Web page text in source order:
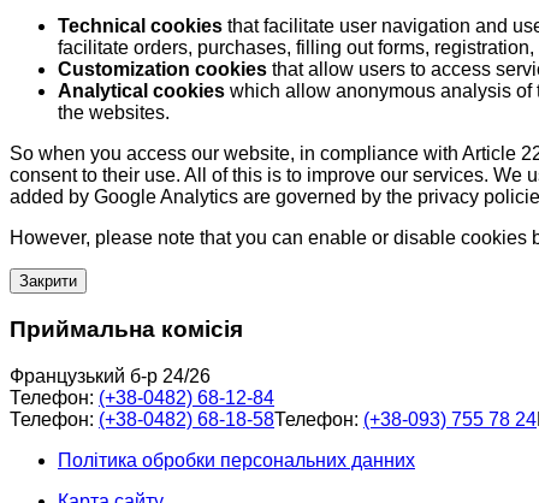
Technical cookies that facilitate user navigation and
facilitate orders, purchases, filling out forms,
Customization cookies that allow users to access
Analytical cookies which allow anonymous analysis
the websites.
So when you access our website, in compliance with Article
consent to their use. All of this is to improve our services.
added by Google Analytics are governed by the privacy
However, please note that you can enable or disable cookies
Закрити
Приймальна комісія
Французький б-р 24/26
Телефон: (+38-0482) 68-12-84
Телефон: (+38-0482) 68-18-58Телефон: (+38-093) 755 78 24
Політика обробки персональних данних